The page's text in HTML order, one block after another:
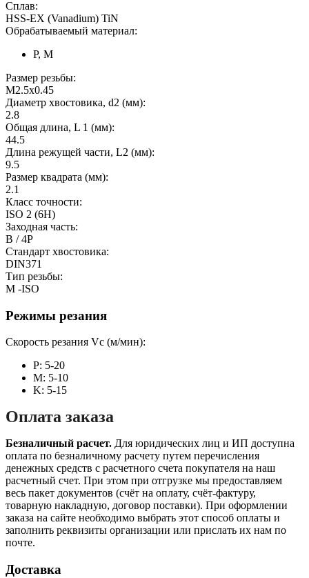
Сплав:
HSS-EX (Vanadium) TiN
Обрабатываемый материал:
P, M
Размер резьбы:
M2.5x0.45
Диаметр хвостовика, d2 (мм):
2.8
Общая длина, L 1 (мм):
44.5
Длина режущей части, L2 (мм):
9.5
Размер квадрата (мм):
2.1
Класс точности:
ISO 2 (6H)
Заходная часть:
B / 4P
Стандарт хвостовика:
DIN371
Тип резьбы:
M -ISO
Режимы резания
Скорость резания Vc (м/мин):
P: 5-20
M: 5-10
K: 5-15
Оплата заказа
Безналичный расчет. Для юридических лиц и ИП доступна
оплата по безналичному расчету путем перечисления
денежных средств с расчетного счета покупателя на наш
расчетный счет. При этом при отгрузке мы предоставляем
весь пакет документов (счёт на оплату, счёт-фактуру,
товарную накладную, договор поставки). При оформлении
заказа на сайте необходимо выбрать этот способ оплаты и
заполнить реквизиты организации или прислать их нам по
почте.
Доставка